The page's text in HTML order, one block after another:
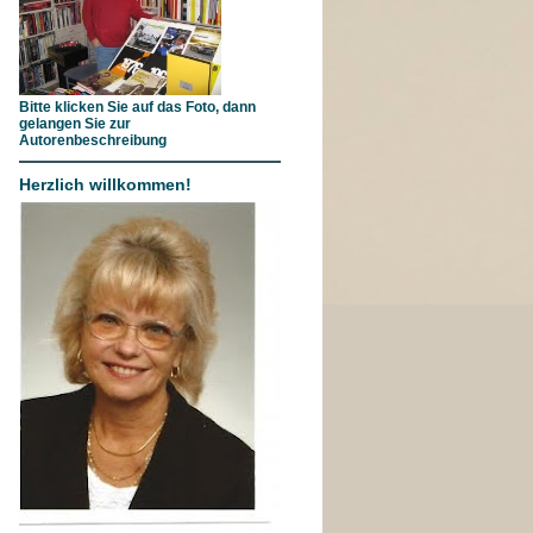
Bitte klicken Sie auf das Foto, dann
gelangen Sie zur
Autorenbeschreibung
Herzlich willkommen!